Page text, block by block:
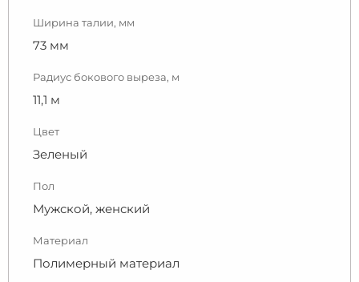
Ширина талии, мм
73 мм
Радиус бокового выреза, м
11,1 м
Цвет
Зеленый
Пол
Мужской, женский
Материал
Полимерный материал